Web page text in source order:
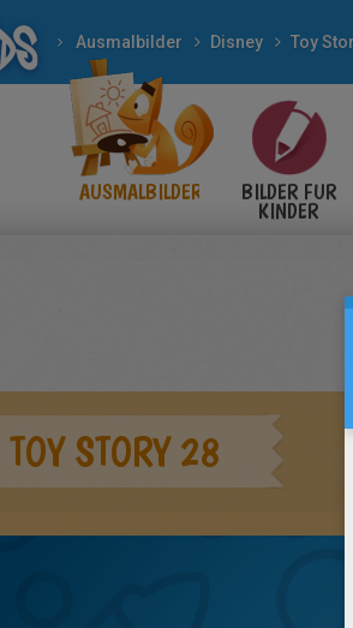
Ausmalbilder Disney Toy
AUSMALBILDER BILDER FÜR
KINDER
TOY STORY 28